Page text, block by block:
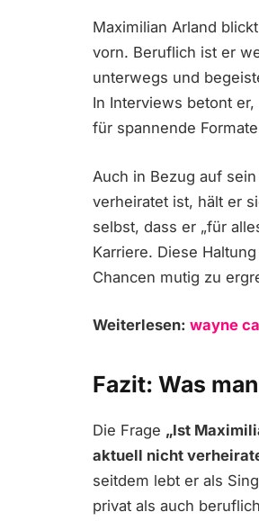
Maximilian Arland
vorn. Beruflich ist er
unterwegs und
In Interviews betont
für spannende
Auch in Bezug auf
verheiratet ist, hält er
selbst, dass er „für
Karriere. Diese
Chancen mutig zu
Weiterlesen: wayne
Fazit: Was
Die Frage „Ist
aktuell nicht
seitdem lebt er als
privat als auch